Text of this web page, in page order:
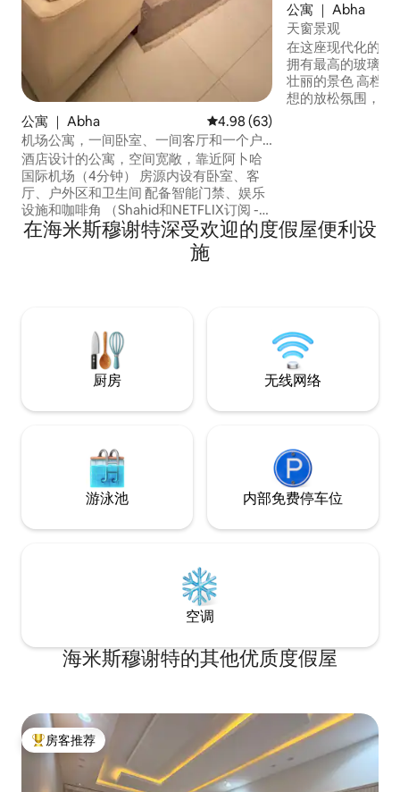
公寓 ｜ Abha 平均评分 4.98 分（满分 5 分）
4.98 (63)
机场公寓，一间卧室、一间客厅和一个户
外休息区
酒店设计的公寓，空间宽敞，靠近阿卜哈
国际机场（4分钟） 房源内设有卧室、客
厅、户外区和卫生间 配备智能门禁、娱乐
设施和咖啡角 （Shahid和NETFLIX订阅 -
XBOX游戏机 - IPTV订阅） 它的特点是靠
近主要地点： - Sefn Entertainment
公寓 ｜ Abha
天窗景观
在这座现代化的住
拥有最高的玻璃景
壮丽的景色 高档家具，奢华的会议室，理
想的放松氛围，现
在海米斯穆谢特深受欢迎的度假屋便利设
施
厨房 无线网络
游泳池 内部免费停车位
空调
海米斯穆谢特的其他优质度假屋
热门「房客推荐」
房客推荐